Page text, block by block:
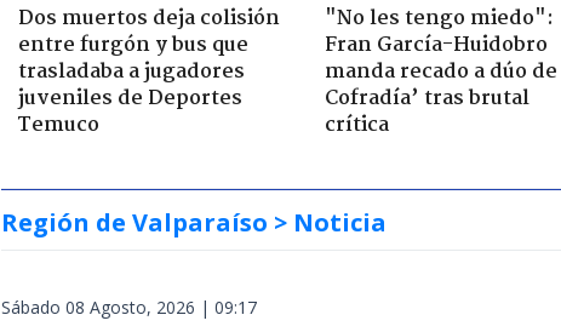
Dos muertos deja colisión
entre furgón y bus que
trasladaba a jugadores
juveniles de Deportes
Temuco
"No les tengo miedo":
Fran García-Huidobro
manda recado a dúo de
Cofradía’ tras brutal
crítica
Región de Valparaíso > Noticia
Sábado 08 Agosto, 2026 | 09:17